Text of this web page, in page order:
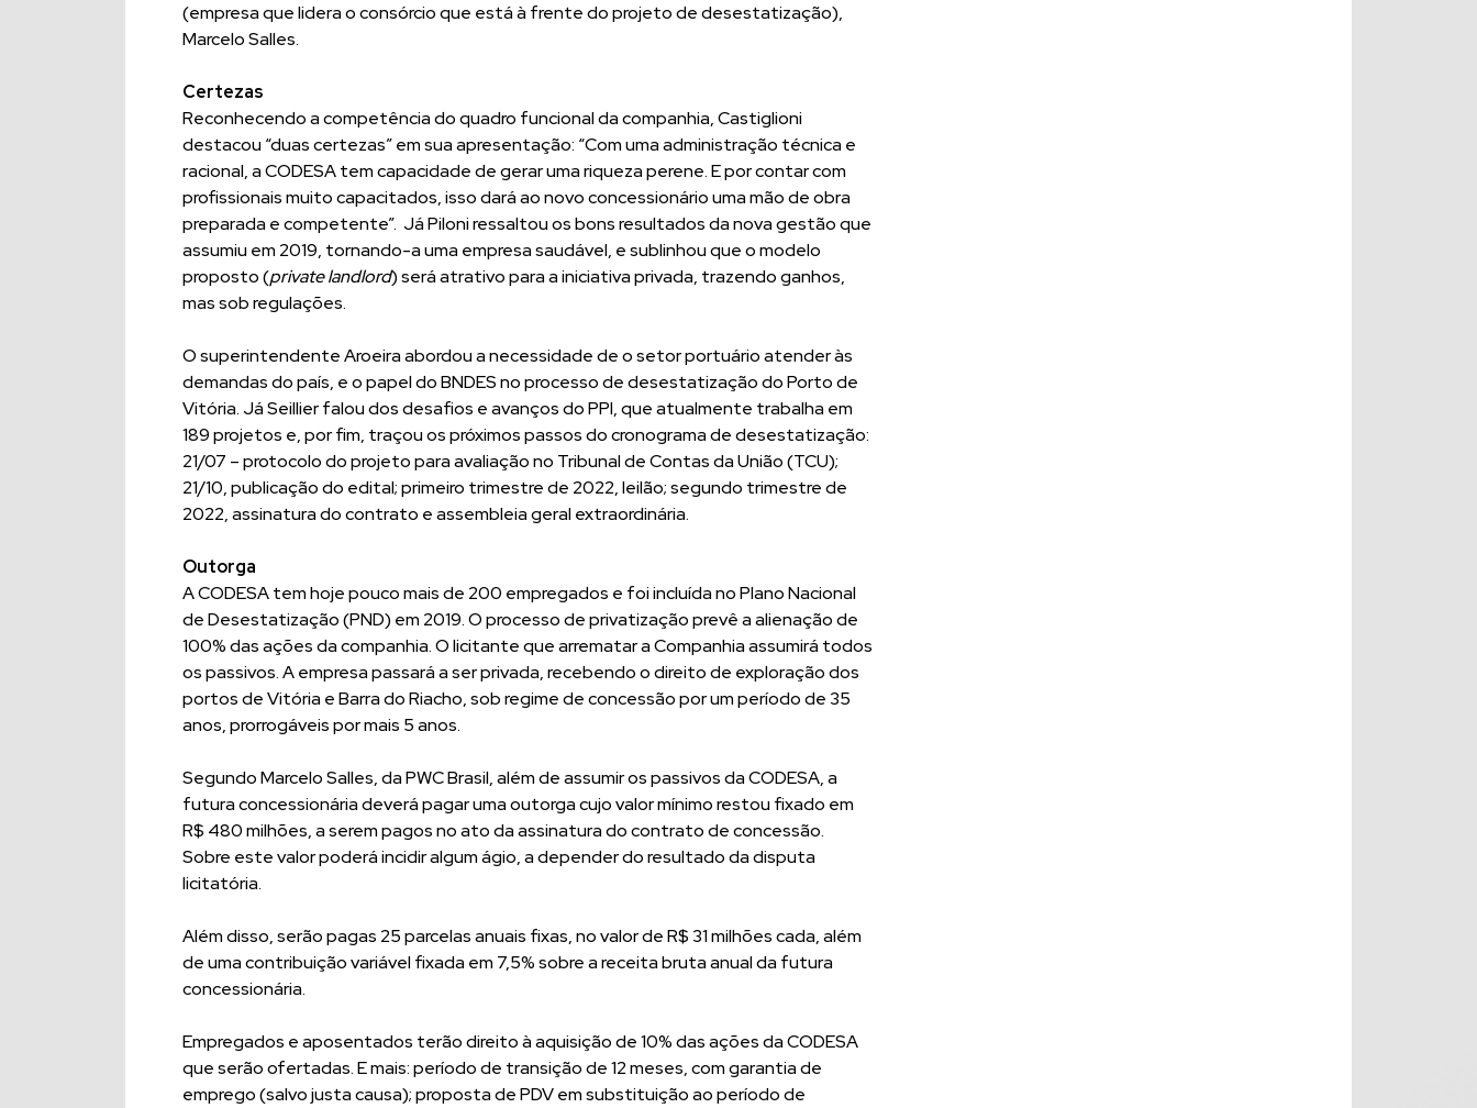
(empresa que lidera o consórcio que está à frente do projeto de desestatização),
Marcelo Salles.
Certezas
Reconhecendo a competência do quadro funcional da companhia, Castiglioni
destacou “duas certezas” em sua apresentação: “Com uma administração técnica e
racional, a CODESA tem capacidade de gerar uma riqueza perene. E por contar com
profissionais muito capacitados, isso dará ao novo concessionário uma mão de obra
preparada e competente”. Já Piloni ressaltou os bons resultados da nova gestão que
assumiu em 2019, tornando-a uma empresa saudável, e sublinhou que o modelo
proposto (private landlord) será atrativo para a iniciativa privada, trazendo ganhos,
mas sob regulações.
O superintendente Aroeira abordou a necessidade de o setor portuário atender às
demandas do país, e o papel do BNDES no processo de desestatização do Porto de
Vitória. Já Seillier falou dos desafios e avanços do PPI, que atualmente trabalha em
189 projetos e, por fim, traçou os próximos passos do cronograma de desestatização:
21/07 – protocolo do projeto para avaliação no Tribunal de Contas da União (TCU);
21/10, publicação do edital; primeiro trimestre de 2022, leilão; segundo trimestre de
2022, assinatura do contrato e assembleia geral extraordinária.
Outorga
A CODESA tem hoje pouco mais de 200 empregados e foi incluída no Plano Nacional
de Desestatização (PND) em 2019. O processo de privatização prevê a alienação de
100% das ações da companhia. O licitante que arrematar a Companhia assumirá todos
os passivos. A empresa passará a ser privada, recebendo o direito de exploração dos
portos de Vitória e Barra do Riacho, sob regime de concessão por um período de 35
anos, prorrogáveis por mais 5 anos.
Segundo Marcelo Salles, da PWC Brasil, além de assumir os passivos da CODESA, a
futura concessionária deverá pagar uma outorga cujo valor mínimo restou fixado em
R$ 480 milhões, a serem pagos no ato da assinatura do contrato de concessão.
Sobre este valor poderá incidir algum ágio, a depender do resultado da disputa
licitatória.
Além disso, serão pagas 25 parcelas anuais fixas, no valor de R$ 31 milhões cada, além
de uma contribuição variável fixada em 7,5% sobre a receita bruta anual da futura
concessionária.
Empregados e aposentados terão direito à aquisição de 10% das ações da CODESA
que serão ofertadas. E mais: período de transição de 12 meses, com garantia de
emprego (salvo justa causa); proposta de PDV em substituição ao período de